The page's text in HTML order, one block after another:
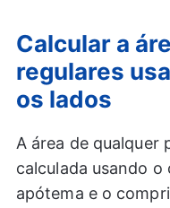
Calcular a
regulares
os lados
A área de qualquer
calculada usando
apótema e o